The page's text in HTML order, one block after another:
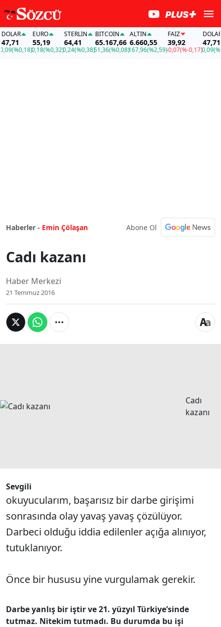
(%0,18)
EURO
55,19
0,18(%0,32)
STERLIN
64,41
0,24(%0,38)
BITCOIN
65.167,66
51,36(%0,08)
ALTIN
6.660,55
167,96(%2,59)
FAİZ
39,92
-0,07(%-0,17)
DOLAR
47,71
0,09
Haberler - Emin Çölaşan Abone Ol
Cadı kazanı
Haber Merkezi
21 Temmuz 2016
Cadı
kazanı
Sevgili
okuyucularım, başarısız bir darbe girişimi
sonrasında olay yavaş yavaş çözülüyor.
Darbeci olduğu iddia edilenler açığa alınıyor,
tutuklanıyor.
Önce bir hususu yine vurgulamak gerekir.
Darbe yanlış bir iştir ve 21. yüzyıl Türkiye’sinde
tutmaz. Nitekim tutmadı. Bu durumda bu işi